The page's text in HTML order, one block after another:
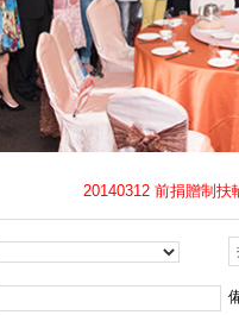
20140312 前捐贈制扶